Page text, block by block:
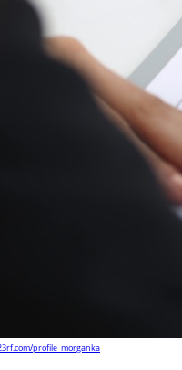
profile_morganka